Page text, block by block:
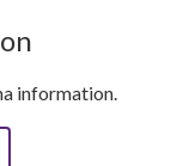
information.